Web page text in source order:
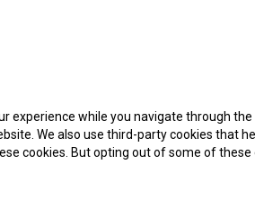
experience while you navigate through
We also use third-party cookies that
cookies. But opting out of some of